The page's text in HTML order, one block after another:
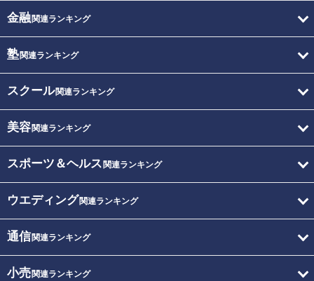
金融関連ランキング
塾関連ランキング
スクール関連ランキング
美容関連ランキング
スポーツ＆ヘルス 関連ランキング
ウエディング関連ランキング
通信関連ランキング
小売関連ランキング